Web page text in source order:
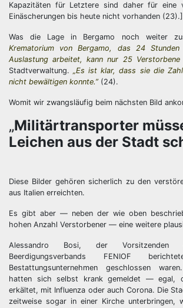
Kapazitäten für Letztere sind daher für eine
Einäscherungen bis heute nicht vorhanden (23).]
Was die Lage in Bergamo noch weiter
Krematorium von Bergamo, das 24
Auslastung arbeitet, kann nur 25 Verstorbene
Stadtverwaltung.„Es ist klar, dass sie die
nicht bewältigen konnte.” (24).
Womit wir zwangsläufig beim nächsten Bild
„Militärtransporter
Leichen aus der Stadt
Diese Bilder gehören sicherlich zu den
aus Italien erreichten.
Es gibt aber — neben der wie oben
hohen Anzahl Verstorbener — eine weitere
Alessandro Bosi, der Vorsitzenden
Beerdigungsverbands FENIOF
Bestattungsunternehmen geschlossen
hatten sich selbst krank gemeldet — egal,
erkältet, mit Influenza oder auch Corona. Die
zeitweise sogar in einer Kirche unterbringen,